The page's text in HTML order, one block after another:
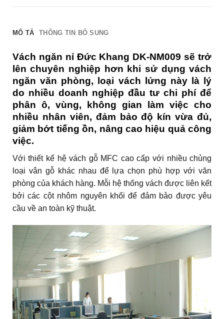
MÔ TẢ THÔNG TIN BỔ SUNG
Vách ngăn nỉ Đức Khang DK-NM009 sẽ trở
lên chuyên nghiệp hơn khi sử dụng vách
ngăn văn phòng, loại vách lửng này là lý
do nhiều doanh nghiệp đầu tư chi phí để
phân ô, vùng, không gian làm việc cho
nhiều nhân viên, đảm bảo độ kín vừa đủ,
giảm bớt tiếng ồn, nâng cao hiệu quả công
việc.
Với thiết kế hệ vách gỗ MFC cao cấp với nhiều chủng
loại vân gỗ khác nhau để lựa chọn phù hợp với văn
phòng của khách hàng. Mỗi hệ thống vách được liên kết
bởi các cột nhôm nguyên khối để đảm bảo được yêu
cầu về an toàn kỹ thuật.